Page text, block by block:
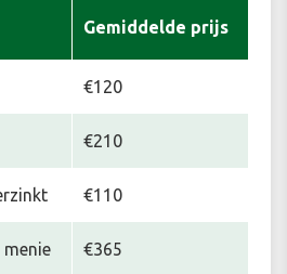
Gemiddelde prijs
€120
€210
€110
menie €365